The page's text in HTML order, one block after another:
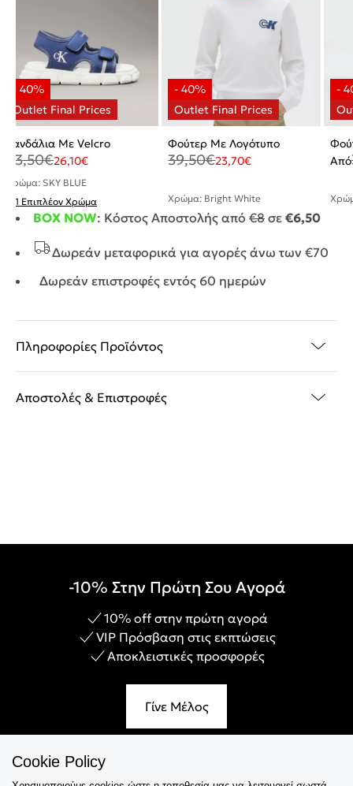
Σανδάλια Με Velcro
43,50€26,10€
Χρώμα: SKY BLUE
+ 1 Επιπλέον Χρώμα
Φούτερ Με Λογότυπο
39,50€23,70€
Χρώμα: Bright White
Από
BOX NOW: Κόστος Αποστολής από €8 σε €6,50
Δωρεάν μεταφορικά για αγορές άνω των €70
Δωρεάν επιστροφές εντός 60 ημερών
Πληροφορίες Προϊόντος
Αποστολές & Επιστροφές
-10% Στην Πρώτη Σου Αγορά
10% off στην πρώτη αγορά
VIP Πρόσβαση στις εκπτώσεις
Αποκλειστικές προσφορές
Γίνε Μέλος
Cookie Policy